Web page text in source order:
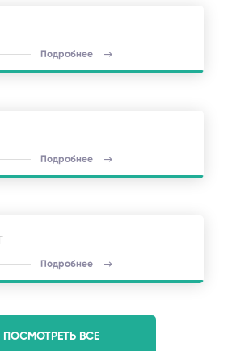
Подробнее
Подробнее
Подробнее
ПОСМОТРЕТЬ ВСЕ